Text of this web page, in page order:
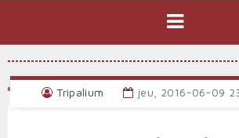
PRINCIPALE
Tripalium jeu, 2016-06-09